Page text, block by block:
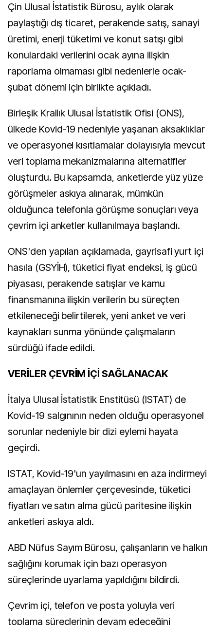
Çin Ulusal İstatistik Bürosu, aylık olarak
paylaştığı dış ticaret, perakende satış, sanayi
üretimi, enerji tüketimi ve konut satışı gibi
konulardaki verilerini ocak ayına ilişkin
raporlama olmaması gibi nedenlerle ocak-
şubat dönemi için birlikte açıkladı.
Birleşik Krallık Ulusal İstatistik Ofisi (ONS),
ülkede Kovid-19 nedeniyle yaşanan aksaklıklar
ve operasyonel kısıtlamalar dolayısıyla mevcut
veri toplama mekanizmalarına alternatifler
oluşturdu. Bu kapsamda, anketlerde yüz yüze
görüşmeler askıya alınarak, mümkün
olduğunca telefonla görüşme sonuçları veya
çevrim içi anketler kullanılmaya başlandı.
ONS'den yapılan açıklamada, gayrisafi yurt içi
hasıla (GSYİH), tüketici fiyat endeksi, iş gücü
piyasası, perakende satışlar ve kamu
finansmanına ilişkin verilerin bu süreçten
etkileneceği belirtilerek, yeni anket ve veri
kaynakları sunma yönünde çalışmaların
sürdüğü ifade edildi.
VERİLER ÇEVRİM İÇİ SAĞLANACAK
İtalya Ulusal İstatistik Enstitüsü (ISTAT) de
Kovid-19 salgınının neden olduğu operasyonel
sorunlar nedeniyle bir dizi eylemi hayata
geçirdi.
ISTAT, Kovid-19'un yayılmasını en aza indirmeyi
amaçlayan önlemler çerçevesinde, tüketici
fiyatları ve satın alma gücü paritesine ilişkin
anketleri askıya aldı.
ABD Nüfus Sayım Bürosu, çalışanların ve halkın
sağlığını korumak için bazı operasyon
süreçlerinde uyarlama yapıldığını bildirdi.
Çevrim içi, telefon ve posta yoluyla veri
toplama süreçlerinin devam edeceğini